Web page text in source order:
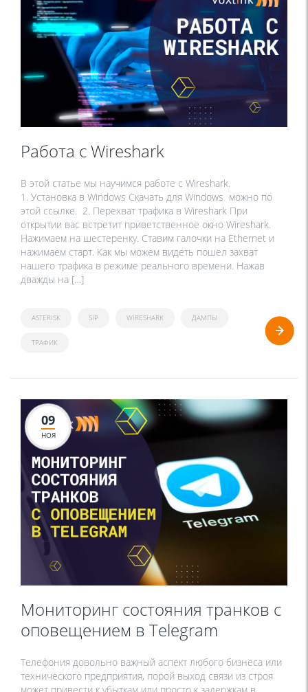
Работа с Wireshark
В этой статье мы научимся работе с Wireshark.
1. Установка в Windows Скачать для Windows можно по
этой ссылке. 2. Перехват трафика в Wireshark При
открытии вас встретит приветственное окно Wireshark.
Нажимаем на шестеренку. Ставим галочки на Ethernet и
нажимаем старт. Как мы можем видеть пошел захват
нашего трафика в режиме реального времени. Нажав
дважды на […]
ASTERISK SIP WIRESHARK ДАМПЫ
ТРАФИК
09
НОЯ
Мониторинг состояния транков с
оповещением в Telegram
Телефония довольно важный аспект любого бизнеса или
технического предприятия, порой выход связи из строя